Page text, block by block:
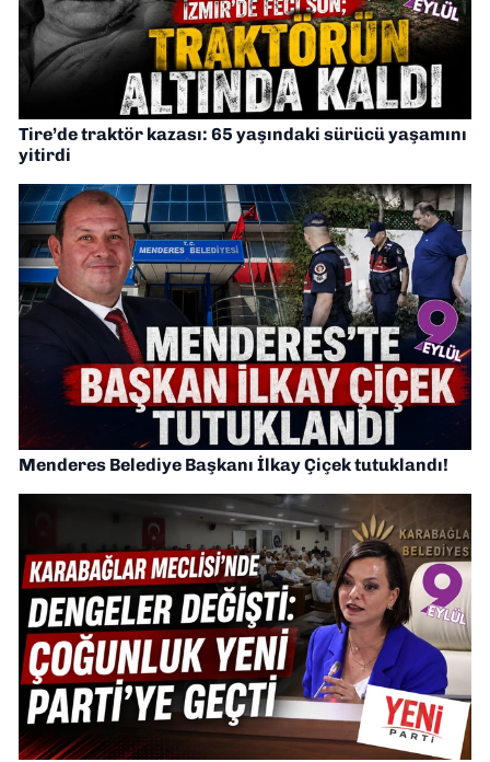
Tire’de traktör kazası: 65 yaşındaki sürücü yaşamını
yitirdi
Menderes Belediye Başkanı İlkay Çiçek tutuklandı!